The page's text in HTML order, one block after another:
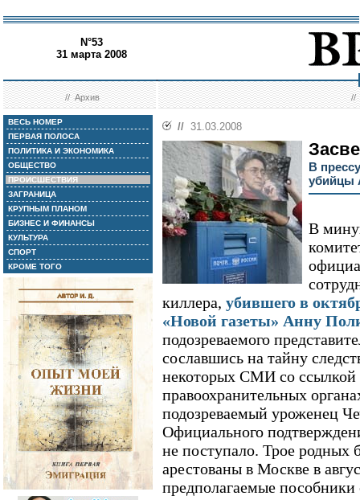
N°53
31 марта 2008
//Архив //
ВЕСЬ НОМЕР
ПЕРВАЯ ПОЛОСА
ПОЛИТИКА И ЭКОНОМИКА
ОБЩЕСТВО
ПРОИСШЕСТВИЯ
ЗАГРАНИЦА
КРУПНЫМ ПЛАНОМ
БИЗНЕС И ФИНАНСЫ
КУЛЬТУРА
СПОРТ
КРОМЕ ТОГО
// 31.03.2008
В
убийцы
В
киллера, убившего в
«Новой газеты» Анну
подозреваемого
сославшись на тайну
некоторых СМИ со
правоохранительных
подозреваемый уроженец
Официального
не поступало. Трое родных
арестованы в Москве в
предполагаемые